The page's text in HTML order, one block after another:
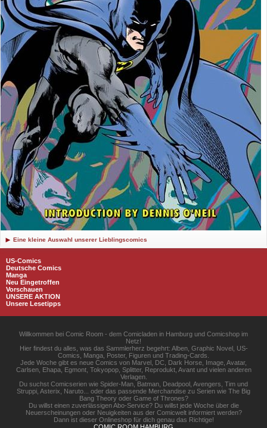
Eine kleine Auswahl unserer Lieblingscomics
US-Comics
Deutsche Comics
Manga
Neu Eingetroffen
Vorschauen
UNSERE AKTION
Unsere Lesetipps
Willkommen bei Comic Room - dem Comicladen in Hamburg und Comicshop im
Netz!
Hier findest du alles, was das Sammlerherz begehrt: Alben, Graphic Novel, US-
Comics, Manga, Poster, Figuren und Trading-Cards.
Jede Woche gibt es neue Comics von Marvel, DC, Dark Horse, Image, Avatar,
Carlsen, Ehapa, Egmont, Tokyopop, Splitter, Reprodukt, Avant und vielen anderen
Verlagen.
Du suchst Comicserien wie Spider-Man, Batman, Deadpool, Avengers, Tim und
Struppi, Asterix, Naruto... oder das passende Merchandise zu Serien wie The Big
Bang Theory oder Game of Thrones?
Du willst einen zuverlässigen Abo-Service? Du willst jede Woche über die
Neuerscheinungen oder Neuigkeiten aus der Comicwelt informiert werden?
Dann ist dieser Onlineshop für dich genau das Richtige!